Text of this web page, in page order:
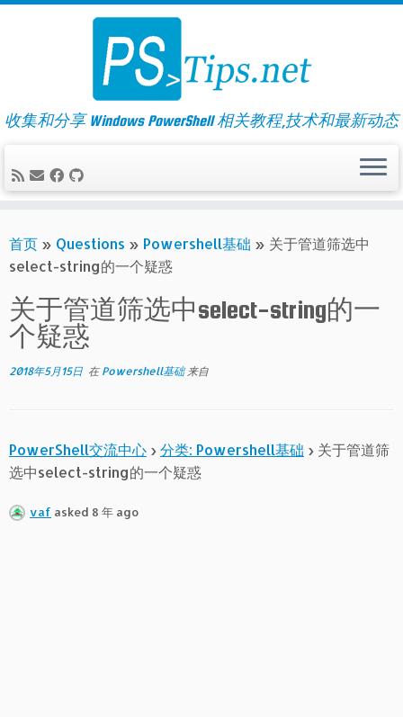
Skip
收集和分享 Windows PowerShell 相关教程,技术和最新动态
首页 » Questions » Powershell基础 » 关于管道筛选中
select-string的一个疑惑
关于管道筛选中select-string的一
个疑惑
2018年5月15日 在 Powershell基础 来自
PowerShell交流中心 › 分类: Powershell基础 › 关于管道筛
选中select-string的一个疑惑
vaf asked 8 年 ago